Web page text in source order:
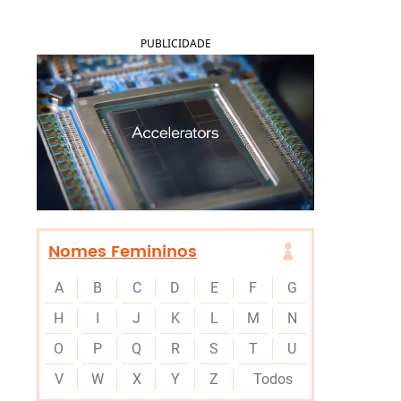
PUBLICIDADE
Nomes Femininos
A B C D E F
G
H
I J K L M
N
O
P Q R S T
U
V
W X Y Z Todos